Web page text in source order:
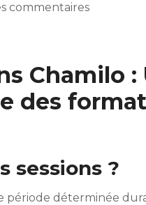
ONLINE, la playlist !
commentaires
Chamilo
des
sessions ?
période déterminée